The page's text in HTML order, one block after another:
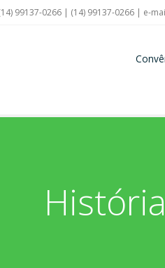
99137-0266 | (14) 99137-0266 | e-